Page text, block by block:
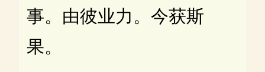
事。由彼业力。今获斯
果。